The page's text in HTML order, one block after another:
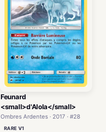
Feunard
<small>d'Alola</small>
Ombres Ardentes · 2017 · #28
RARE V1